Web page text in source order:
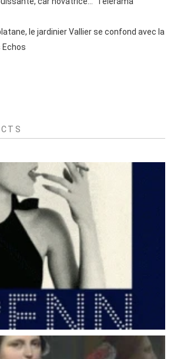
le jardinier Vallier se confond avec la
Echos